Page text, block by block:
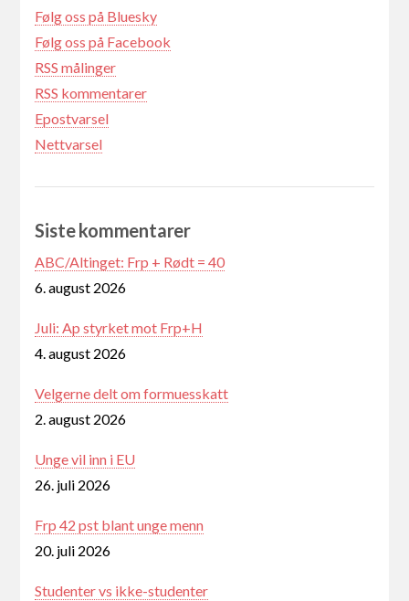
Følg oss på Bluesky
Følg oss på Facebook
RSS målinger
RSS kommentarer
Epostvarsel
Nettvarsel
Siste kommentarer
ABC/Altinget: Frp + Rødt = 40
6. august 2026
Juli: Ap styrket mot Frp+H
4. august 2026
Velgerne delt om formuesskatt
2. august 2026
Unge vil inn i EU
26. juli 2026
Frp 42 pst blant unge menn
20. juli 2026
Studenter vs ikke-studenter